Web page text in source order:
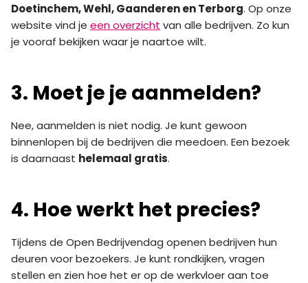
Doetinchem, Wehl, Gaanderen en Terborg. Op onze
website vind je een overzicht van alle bedrijven. Zo kun
je vooraf bekijken waar je naartoe wilt.
3. Moet je je aanmelden?
Nee, aanmelden is niet nodig. Je kunt gewoon
binnenlopen bij de bedrijven die meedoen. Een bezoek
is daarnaast helemaal gratis.
4. Hoe werkt het precies?
Tijdens de Open Bedrijvendag openen bedrijven hun
deuren voor bezoekers. Je kunt rondkijken, vragen
stellen en zien hoe het er op de werkvloer aan toe